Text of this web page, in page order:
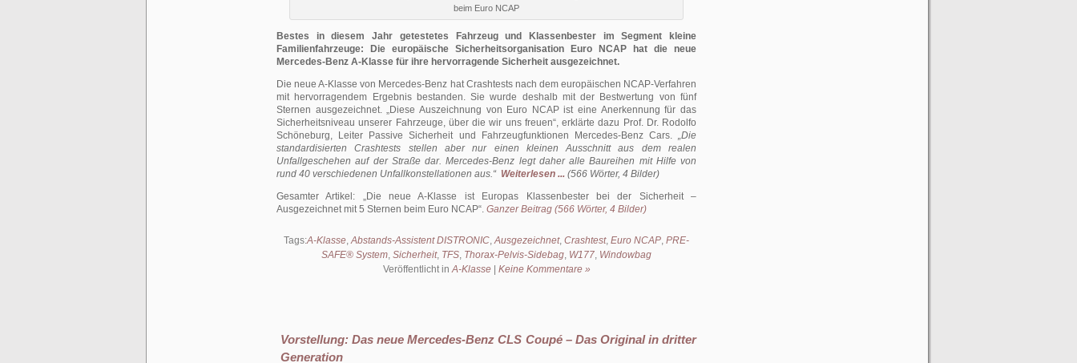
beim Euro NCAP
Bestes in diesem Jahr getestetes Fahrzeug und Klassenbester im Segment kleine
Familienfahrzeuge: Die europäische Sicherheitsorganisation Euro NCAP hat die neue
Mercedes-Benz A-Klasse für ihre hervorragende Sicherheit ausgezeichnet.
Die neue A-Klasse von Mercedes-Benz hat Crashtests nach dem europäischen NCAP-Verfahren
mit hervorragendem Ergebnis bestanden. Sie wurde deshalb mit der Bestwertung von fünf
Sternen ausgezeichnet. „Diese Auszeichnung von Euro NCAP ist eine Anerkennung für das
Sicherheitsniveau unserer Fahrzeuge, über die wir uns freuen“, erklärte dazu Prof. Dr. Rodolfo
Schöneburg, Leiter Passive Sicherheit und Fahrzeugfunktionen Mercedes-Benz Cars. „Die
standardisierten Crashtests stellen aber nur einen kleinen Ausschnitt aus dem realen
Unfallgeschehen auf der Straße dar. Mercedes-Benz legt daher alle Baureihen mit Hilfe von
rund 40 verschiedenen Unfallkonstellationen aus.“ Weiterlesen ... (566 Wörter, 4 Bilder)
Gesamter Artikel:
Die neue A-Klasse ist Europas Klassenbester bei der Sicherheit –
Ausgezeichnet mit 5 Sternen beim Euro NCAP . Ganzer Beitrag (566 Wörter, 4 Bilder)
Tags:A-Klasse,Abstands-Assistent DISTRONIC,Ausgezeichnet, Crashtest, Euro NCAP, PRE-
SAFE® System, Sicherheit, TFS, Thorax-Pelvis-Sidebag, W177, Windowbag
Veröffentlicht inA-Klasse| Keine Kommentare »
Vorstellung: Das neue Mercedes-Benz CLS Coupé – Das Original in dritter
Generation